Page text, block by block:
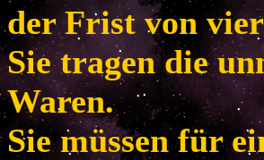
der Frist von
Sie tragen die
Waren.
Sie müssen für